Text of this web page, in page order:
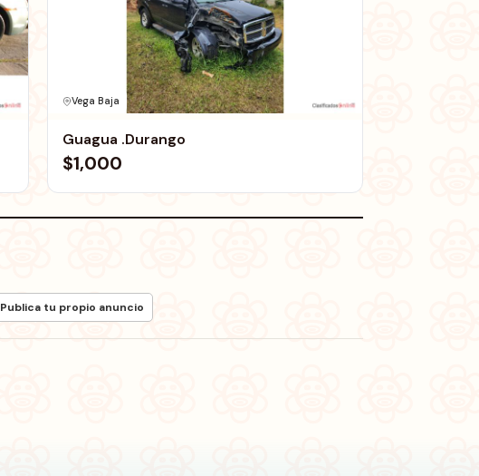
Vega Baja
Guagua .Durango
$1,000
Publica tu propio anuncio